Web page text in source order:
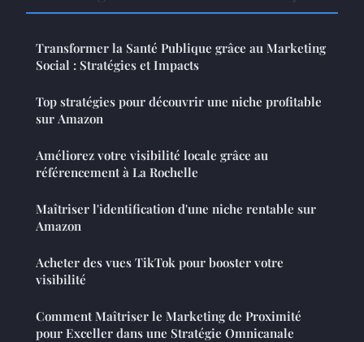
Transformer la Santé Publique grâce au Marketing
Social : Stratégies et Impacts
Top stratégies pour découvrir une niche profitable
sur Amazon
Améliorez votre visibilité locale grâce au
référencement à La Rochelle
Maîtriser l'identification d'une niche rentable sur
Amazon
Acheter des vues TikTok pour booster votre
visibilité
Comment Maîtriser le Marketing de Proximité
pour Exceller dans une Stratégie Omnicanale